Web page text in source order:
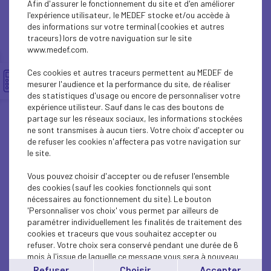
SUSTAINABLE DEVELOPMENT
SUSTAINABLE DEVELOPMENT
SOCIAL
SUSTAINABLE DEVELOPMENT
INTERNATIONAL - EUROPE
ECONOMY
ECONOMY
INTERNATIONAL - EUROPE
INTERNATIONAL - EUROPE
Afin d'assurer le fonctionnement du site et d'en améliorer
l'expérience utilisateur, le MEDEF stocke et/ou accède à
des informations sur votre terminal (cookies et autres
traceurs) lors de votre naviguation sur le site
www.medef.com.
Ces cookies et autres traceurs permettent au MEDEF de
mesurer l'audience et la performance du site, de réaliser
des statistiques d'usage ou encore de personnaliser votre
expérience utilisteur. Sauf dans le cas des boutons de
partage sur les réseaux sociaux, les informations stockées
ne sont transmises à aucun tiers. Votre choix d'accepter ou
de refuser les cookies n'affectera pas votre navigation sur
le site.
Vous pouvez choisir d'accepter ou de refuser l'ensemble
des cookies (sauf les cookies fonctionnels qui sont
nécessaires au fonctionnement du site). Le bouton
'Personnaliser vos choix' vous permet par ailleurs de
paramétrer individuellement les finalités de traitement des
cookies et traceurs que vous souhaitez accepter ou
refuser. Votre choix sera conservé pendant une durée de 6
mois à l'issue de laquelle ce message vous sera à nouveau
affiché..